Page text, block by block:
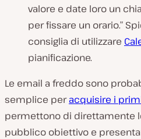
valore e date loro un
per fissare un orario.”
consiglia di utilizzare
pianificazione.
Le email a freddo sono
semplice peracquisire i
permettono di direttamente
pubblico obiettivo e